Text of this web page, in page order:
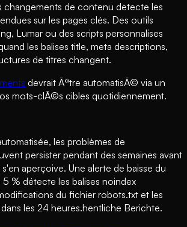
changements de contenu detecte les
sur les pages clés. Des outils
Lumar ou des scripts personnalises
les balises title, meta descriptions,
de titres changent.
devrait Ãªtre automatisÃ© via un
mots-clÃ©s cibles quotidiennement.
les problèmes de
persister pendant des semaines avant
aperçoive. Une alerte de baisse du
% détecte les balises noindex
du fichier robots.txt et les
les 24 heures.hentliche Berichte.